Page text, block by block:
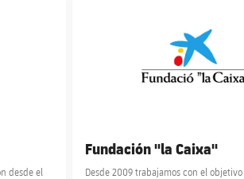
desde el
Fundación ''la Caixa''
Desde 2009 trabajamos con el